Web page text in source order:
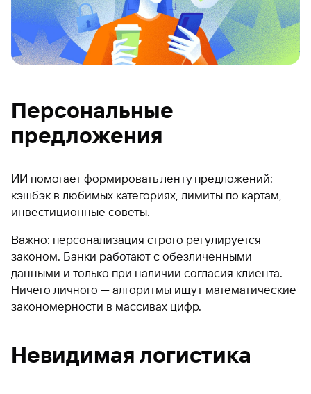
Персональные
предложения
ИИ помогает формировать ленту предложений:
кэшбэк в любимых категориях, лимиты по картам,
инвестиционные советы.
Важно: персонализация строго регулируется
законом. Банки работают с обезличенными
данными и только при наличии согласия клиента.
Ничего личного — алгоритмы ищут математические
закономерности в массивах цифр.
Невидимая логистика